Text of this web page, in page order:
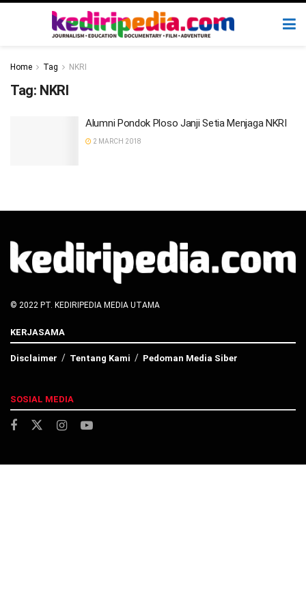
Home Tag NKRI
Tag: NKRI
Alumni Pondok Ploso Janji Setia Menjaga NKRI
2 MARCH 2018
© 2022 PT. KEDIRIPEDIA MEDIA UTAMA
KERJASAMA
Disclaimer Tentang Kami Pedoman Media Siber
SOSIAL MEDIA